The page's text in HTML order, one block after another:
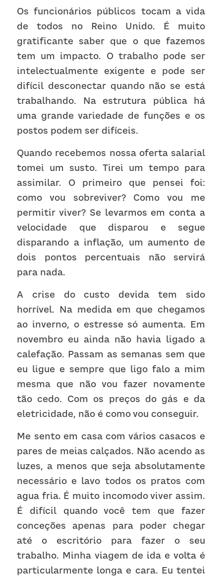
Os funcionários públicos tocam a vida
de todos no Reino Unido. É muito
gratificante saber que o que fazemos
tem um impacto. O trabalho pode ser
intelectualmente exigente e pode ser
difícil desconectar quando não se está
trabalhando. Na estrutura pública há
uma grande variedade de funções e os
postos podem ser difíceis.
Quando recebemos nossa oferta salarial
tomei um susto. Tirei um tempo para
assimilar. O primeiro que pensei foi:
como vou sobreviver? Como vou me
permitir viver? Se levarmos em conta a
velocidade que disparou e segue
disparando a inflação, um aumento de
dois pontos percentuais não servirá
para nada.
A crise do custo devida tem sido
horrível. Na medida em que chegamos
ao inverno, o estresse só aumenta. Em
novembro eu ainda não havia ligado a
calefação. Passam as semanas sem que
eu ligue e sempre que ligo falo a mim
mesma que não vou fazer novamente
tão cedo. Com os preços do gás e da
eletricidade, não é como vou conseguir.
Me sento em casa com vários casacos e
pares de meias calçados. Não acendo as
luzes, a menos que seja absolutamente
necessário e lavo todos os pratos com
agua fria. É muito incomodo viver assim.
É difícil quando você tem que fazer
conceções apenas para poder chegar
até o escritório para fazer o seu
trabalho. Minha viagem de ida e volta é
particularmente longa e cara. Eu tentei